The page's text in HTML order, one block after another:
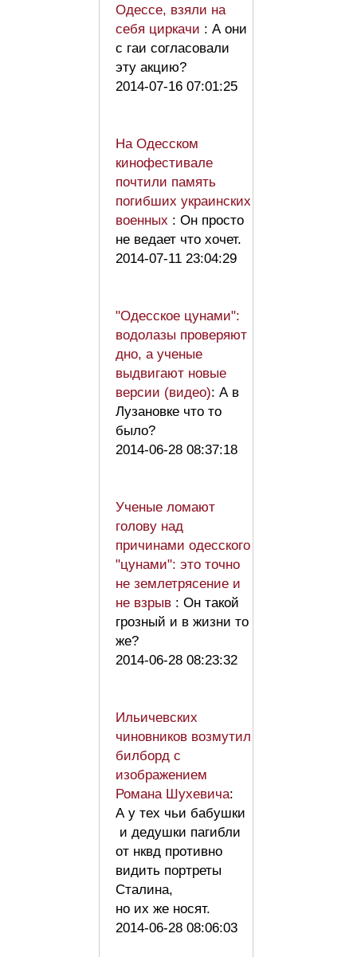
Одессе, взяли на
себя циркачи : А они
с гаи согласовали
эту акцию?
2014-07-16 07:01:25
На Одесском
кинофестивале
почтили память
погибших украинских
военных : Он просто
не ведает что хочет.
2014-07-11 23:04:29
"Одесское цунами":
водолазы проверяют
дно, а ученые
выдвигают новые
версии (видео): А в
Лузановке что то
было?
2014-06-28 08:37:18
Ученые ломают
голову над
причинами одесского
"цунами": это точно
не землетрясение и
не взрыв : Он такой
грозный и в жизни то
же?
2014-06-28 08:23:32
Ильичевских
чиновников возмутил
билборд с
изображением
Романа Шухевича:
А у тех чьи бабушки
и дедушки пагибли
от нквд противно
видить портреты
Сталина,
но их же носят.
2014-06-28 08:06:03